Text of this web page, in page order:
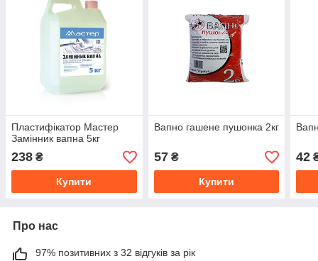
Пластифікатор Мастер
Замінник вапна 5кг
238 ₴
Купити
Вапно гашене пушонка 2кг
57₴
Купити
42
Про нас
97% позитивних з 32 відгуків за рік